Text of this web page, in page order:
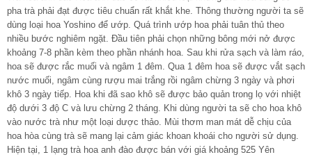
pha trà phải đạt được tiêu chuẩn rất khắt khe. Thông thường người ta sẽ
dùng loại hoa Yoshino để ướp. Quá trình ướp hoa phải tuân thủ theo
nhiều bước nghiêm ngặt. Đầu tiên phải chọn những bông mới nở được
khoảng 7-8 phần kèm theo phần nhánh hoa. Sau khi rửa sạch và làm ráo,
hoa sẽ được rắc muối và ngâm 1 đêm. Qua 1 đêm hoa sẽ được vắt sạch
nước muối, ngâm cùng rượu mai trắng rồi ngâm chừng 3 ngày và phơi
khô 3 ngày tiếp. Hoa khi đã sao khô sẽ được bảo quản trong lọ với nhiệt
độ dưới 3 độ C và lưu chừng 2 tháng. Khi dùng người ta sẽ cho hoa khô
vào nước trà như một loại dược thảo. Mùi thơm man mát dễ chịu của
hoa hòa cùng trà sẽ mang lại cảm giác khoan khoái cho người sử dụng.
Hiện tại, 1 lạng trà hoa anh đào được bán với giá khoảng 525 Yên